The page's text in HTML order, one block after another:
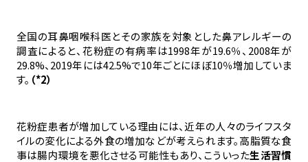
全国の耳鼻咽喉科医とその家族を対象とした鼻アレルギーの
調査によると、花粉症の有病率は1998年が19.6％、2008年が
29.8%、2019年には42.5%で10年ごとにほぼ10％増加していま
す。 （*2）
花粉症患者が増加している理由には、近年の人々のライフスタ
イルの変化による外食の増加などが考えられます。高脂質な食
事は腸内環境を悪化させる可能性もあり、こういった生活習慣